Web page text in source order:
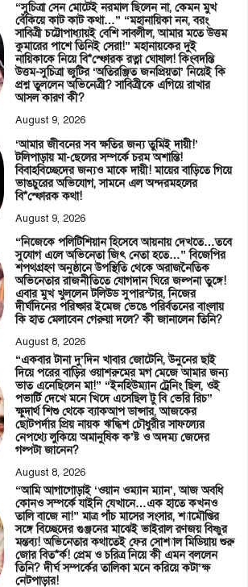
“সুচিত্রা সেন মোটেই নরমাল ছিলেন না, কেমন মুখ
বেঁকিয়ে কাট কাট কথা…” “মহানায়িকা নন, বরং
সাবিত্রী চট্টোপাধ্যায়ই বেশি সাবলীল, আমার মতে উত্তম
কুমারের পাশে তিনিই সেরা!” মহানায়কের দুই
নায়িকাকে নিয়ে বি*স্ফোরক রত্না ঘোষাল! কিংবদন্তি
উত্তম-সুচিত্রা জুটির ‘অতিরঞ্জিত জনপ্রিয়তা’ নিয়েই কি
প্রশ্ন তুললেন অভিনেত্রী? সাবিত্রীকে এগিয়ে রাখার
আসল কারণ কী?
August 9, 2026
‘আমার জীবনের সব ক্ষতির জন্য তুমিই দায়ী!’
টলিপাড়ায় মা-ছেলের সম্পর্কে চরম অশান্তি!
বিবাহবিচ্ছেদের জন্যও মাকে দায়ী! মায়ের বাড়িতে গিয়ে
ভাঙচুরের অভিযোগ, সামনে এল অন্দরমহলের
বি*স্ফোরক কথা!
August 9, 2026
“নিজেকে পলিটিশিয়ান হিসেবে আয়নায় দেখতে…তবে
সুযোগ এলে অভিনেতা জিৎ নেতা হতে…” বিজেপির
শপথগ্রহণ অনুষ্ঠানে উপস্থিতি থেকে অরাজনৈতিক
অভিনেতার রাজনীতিতে যোগদান ঘিরে জল্পনা তুঙ্গে!
এবার মুখ খুললেন টলিউড সুপারস্টার, নিজের
দীর্ঘদিনের পরিষ্কার ইমেজ ভেঙে পরির্বতনের বাংলায়
কি হাত মেলাবেন গেরুয়া দলে? কী জানালেন তিনি?
August 8, 2026
“একবার টানা দু’দিন খাবার জোটেনি, উনুনের ছাই
দিয়ে পরের বাড়ির ওয়াশরুমের মগ মেজে আমার জন্য
ভাত এনেছিলেন মা!” “ইনহিউম্যান ট্রেনিং ছিল, ওই
পভার্টি দেখে মনে খিদে এসেছিল টু বি ভেরি রিচ”
ক্ষুদার্থ শিশু থেকে ব্যাকআপ ডান্সার, আজকের
ছোটপর্দার প্রিয় নায়ক ঋদ্ধিশ চৌধুরীর সাফল্যের
নেপথ্যে লুকিয়ে অমানুষিক ক’ষ্ট ও অদম্য জেদের
গল্পটা জানেন?
August 8, 2026
“আমি আগাগোড়াই ‘ওয়ান ওম্যান ম্যান’, আজ অবধি
কোনও সম্পর্কে যাইনি যেখানে…এক হাতে কখনও
তালি বাজে না!” মাত্র পাঁচ মাসের সংসার, শ্যামৌপ্তির
সঙ্গে বিচ্ছেদের গুঞ্জনের মাঝেই ভাইরাল রণজয় বিষ্ণুর
মন্তব্য! অভিনেতার কথাতেই ফের সোশ্যাল মিডিয়ায় শুরু
জোর বিত*র্ক! প্রেম ও চরিত্র নিয়ে কী এমন বললেন
তিনি? দীর্ঘ সম্পর্কের তালিকা মনে করিয়ে কটা’ক্ষ
নেটপাড়ার!